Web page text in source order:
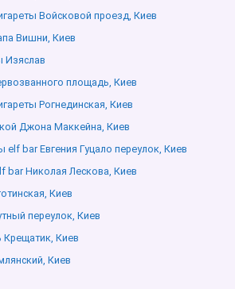
Войсковой проезд, Киев
Вишни, Киев
Изяслав
площадь, Киев
Рогнединская, Киев
Джона Маккейна, Киев
bar Евгения Гуцало переулок, Киев
bar Николая Лескова, Киев
Киев
переулок, Киев
Крещатик, Киев
Киев